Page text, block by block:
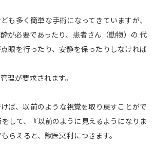
も多く簡単な手術になってきていますが、
が必要であったり、患者さん（動物）の 代
眼を行ったり、安静を保ったりしなければ
理が要求されます。
ば、以前のような視覚を取り戻すことがで
して、『以前のように見えるようになりま
らえると、獣医冥利につきます。